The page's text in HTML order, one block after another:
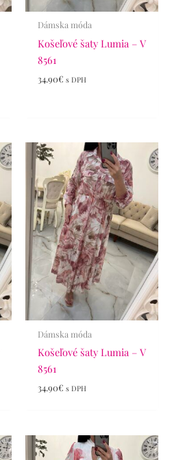
Dámska móda
Košeľové šaty Lumia – V
8561
34.90€ s DPH
Dámska móda
Košeľové šaty Lumia – V
8561
34.90€ s DPH